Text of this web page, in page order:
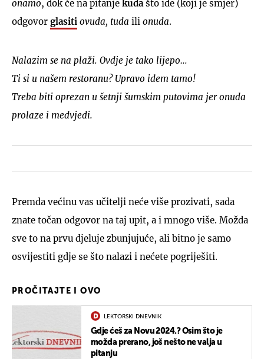
onamo, dok će na pitanje kudašto ide (koji je smjer)
odgovor glasiti ovuda, tuda ili onuda.
Nalazim se na plaži. Ovdje je tako lijepo…
Ti si u našem restoranu? Upravo idem tamo!
Treba biti oprezan u šetnji šumskim putovima jer onuda
prolaze i medvjedi.
Premda većinu vas učitelji neće više prozivati, sada
znate točan odgovor na taj upit, a i mnogo više. Možda
sve to na prvu djeluje zbunjujuće, ali bitno je samo
osvijestiti gdje se što nalazi i nećete pogriješiti.
PROČITAJTE I OVO
LEKTORSKI DNEVNIK
Gdje ćeš za Novu 2024.? Osim što je
možda prerano, još nešto ne valja u
pitanju